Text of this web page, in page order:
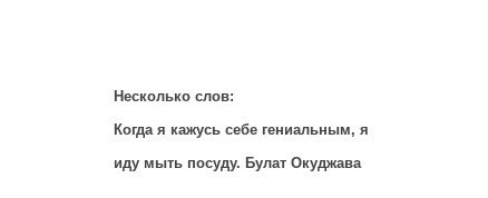
Несколько слов:
Когда я кажусь себе гениальным, я
иду мыть посуду. Булат Окуджава